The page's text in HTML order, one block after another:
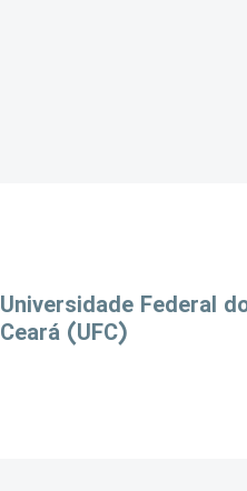
Universidade Federal
Ceará (UFC)